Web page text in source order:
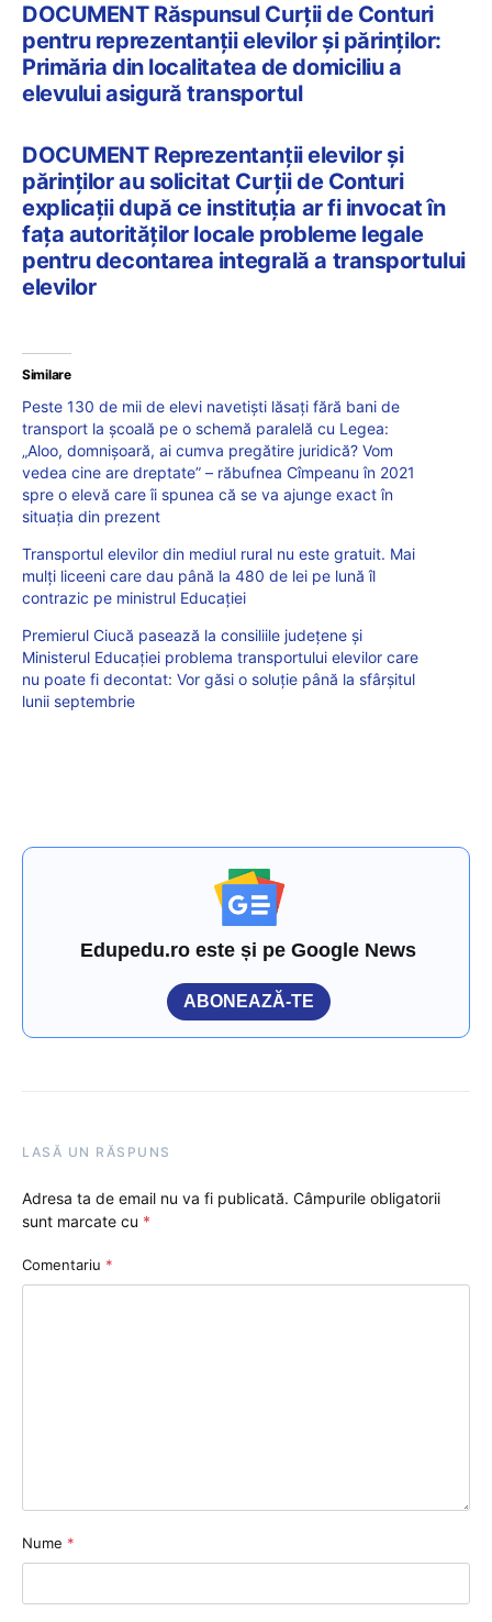
DOCUMENT Răspunsul Curții de Conturi
pentru reprezentanții elevilor și părinților:
Primăria din localitatea de domiciliu a
elevului asigură transportul
DOCUMENT Reprezentanții elevilor și
părinților au solicitat Curții de Conturi
explicații după ce instituția ar fi invocat în
fața autorităților locale probleme legale
pentru decontarea integrală a transportului
elevilor
Similare
Peste 130 de mii de elevi navetiști lăsați fără bani de
transport la școală pe o schemă paralelă cu Legea:
„Aloo, domnișoară, ai cumva pregătire juridică? Vom
vedea cine are dreptate” – răbufnea Cîmpeanu în 2021
spre o elevă care îi spunea că se va ajunge exact în
situația din prezent
Transportul elevilor din mediul rural nu este gratuit. Mai
mulți liceeni care dau până la 480 de lei pe lună îl
contrazic pe ministrul Educației
Premierul Ciucă pasează la consiliile județene și
Ministerul Educației problema transportului elevilor care
nu poate fi decontat: Vor găsi o soluție până la sfârșitul
lunii septembrie
Edupedu.ro este și pe Google News
ABONEAZĂ-TE
LASĂ UN RĂSPUNS
Adresa ta de email nu va fi publicată. Câmpurile obligatorii
sunt marcate cu *
Comentariu *
Nume *